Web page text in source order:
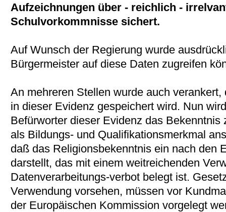
Aufzeichnungen über - reichlich -
Schulvorkommnisse sichert.
Auf Wunsch der Regierung wurde
Bürgermeister auf diese Daten zugreifen
An mehreren Stellen wurde auch
in dieser Evidenz gespeichert wird. Nun
Befürworter dieser Evidenz das Bekenntnis
als Bildungs- und Qualifikationsmerkmal
daß das Religionsbekenntnis ein nach den
darstellt, das mit einem weitreichenden
Datenverarbeitungs-verbot belegt ist.
Verwendung vorsehen, müssen vor
der Europäischen Kommission vorgelegt